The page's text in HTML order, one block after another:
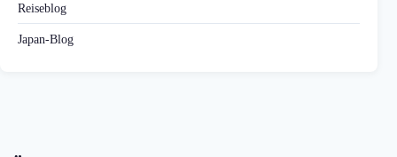
Reiseblog
Japan-Blog